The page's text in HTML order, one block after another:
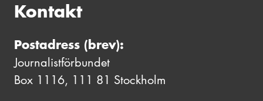
Kontakt
Postadress (brev):
Journalistförbundet
Box 1116, 111 81 Stockholm